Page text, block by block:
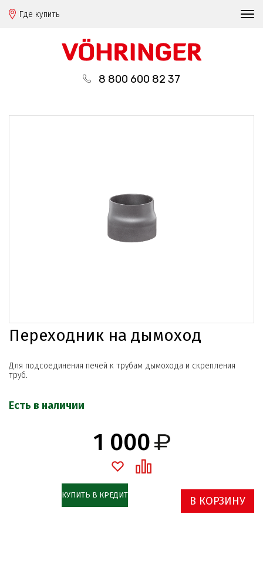
Где купить
8 800 600 82 37
Переходник на дымоход
Для подсоединения печей к трубам дымохода и скрепления
труб.
Есть в наличии
1 000
КУПИТЬ В КРЕДИТ В КОРЗИНУ